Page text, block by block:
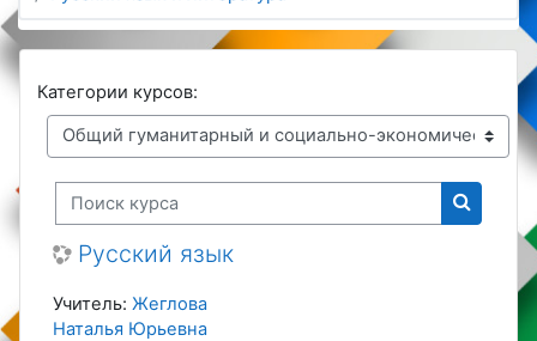
Категории курсов:
Поиск курса
Поиск
Русский язык
Учитель: Жеглова
Наталья Юрьевна